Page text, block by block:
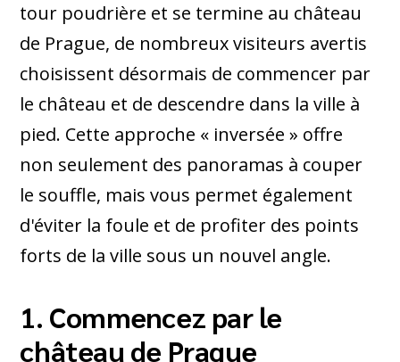
tour poudrière et se termine au château
de Prague, de nombreux visiteurs avertis
choisissent désormais de commencer par
le château et de descendre dans la ville à
pied. Cette approche « inversée » offre
non seulement des panoramas à couper
le souffle, mais vous permet également
d'éviter la foule et de profiter des points
forts de la ville sous un nouvel angle.
1. Commencez par le
château de Prague